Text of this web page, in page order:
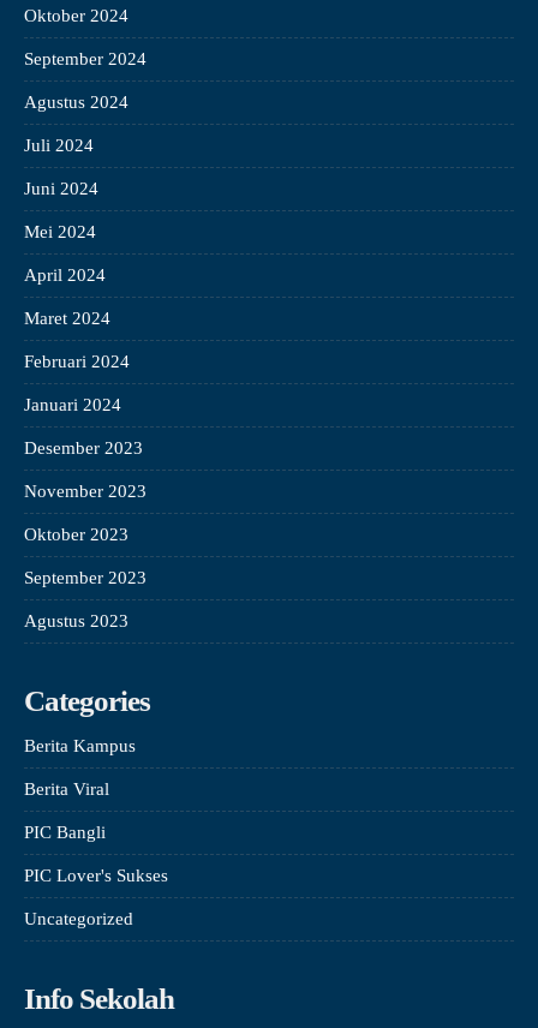
Oktober 2024
September 2024
Agustus 2024
Juli 2024
Juni 2024
Mei 2024
April 2024
Maret 2024
Februari 2024
Januari 2024
Desember 2023
November 2023
Oktober 2023
September 2023
Agustus 2023
Categories
Berita Kampus
Berita Viral
PIC Bangli
PIC Lover's Sukses
Uncategorized
Info Sekolah